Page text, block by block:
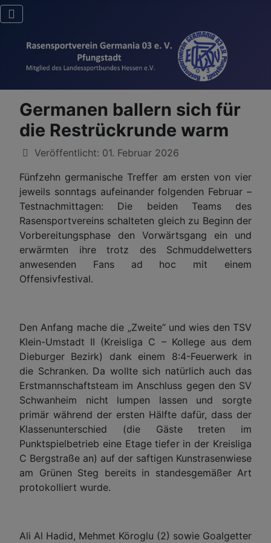
Germanen ballern sich für
die Restrückrunde warm
Details
Veröffentlicht: 01. Februar 2026
Fünfzehn germanische Treffer am ersten von vier
jeweils sonntags aufeinander folgenden Februar –
Testnachmittagen: Die beiden Teams des
Rasensportvereins schalteten gleich zu Beginn der
Vorbereitungsphase den Vorwärtsgang ein und
erwärmten ihre trotz des Schmuddelwetters
anwesenden Fans ad hoc mit einem
Offensivfestival.
Den Anfang mache die „Zweite“ und wies den TSV
Klein-Umstadt II (Kreisliga C – Kollege aus dem
Dieburger Bezirk) dank einem 8:4-Feuerwerk in
die Schranken. Da wollte sich natürlich auch das
Erstmannschaftsteam im Anschluss gegen den SV
Schwanheim nicht lumpen lassen und sorgte
primär während der ersten Hälfte dafür, dass der
Klassenunterschied (die Gäste treten im
Punktspielbetrieb eine Etage tiefer in der Kreisliga
C Bergstraße an) auf der saftigen Kunstrasenwiese
am Grünen Steg bereits in standesgemäßer Art
protokolliert wurde.
Ali Al Hadid, Mehmet Köroglu (2) sowie Goalgetter